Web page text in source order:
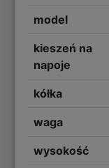
model
kieszeń na
napoje
kółka
waga
wysokość